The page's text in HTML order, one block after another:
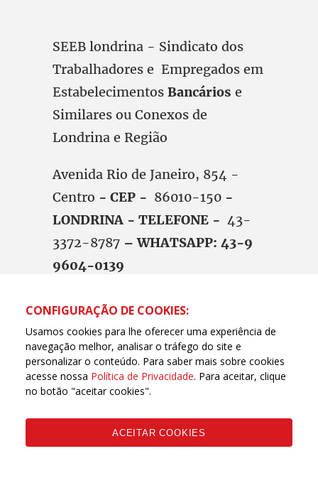
SEEB londrina - Sindicato dos
Trabalhadores e Empregados em
Estabelecimentos Bancários e
Similares ou Conexos de
Londrina e Região
Avenida Rio de Janeiro, 854 -
Centro - CEP - 86010-150 -
LONDRINA - TELEFONE - 43-
3372-8787 – WHATSAPP: 43-9
9604-0139
E-MAIL -
seebld@sercomtel.com.br
/ SITE
-www.vidabancaria.org.br
SINDIJOR NORTE PR –Sindicato
dos Jornalistas Profissionais de
CONFIGURAÇÃO DE COOKIES:
Usamos cookies para lhe oferecer uma experiência de
navegação melhor, analisar o tráfego do site e
personalizar o conteúdo. Para saber mais sobre cookies
acesse nossa Política de Privacidade. Para aceitar, clique
no botão "aceitar cookies".
ACEITAR COOKIES